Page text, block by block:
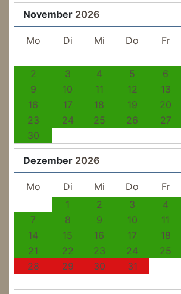
November 2026
Mo Di Mi Do Fr
2
3 4 5 6
9
10 11 12 13
16
17 18 19 20
23
24 25 26 27
30
Dezember 2026
Mo Di Mi Do Fr
1
2 3 4
7
8 9 10 11
14
15 16 17 18
21
22 23 24 25
28
29 30 31